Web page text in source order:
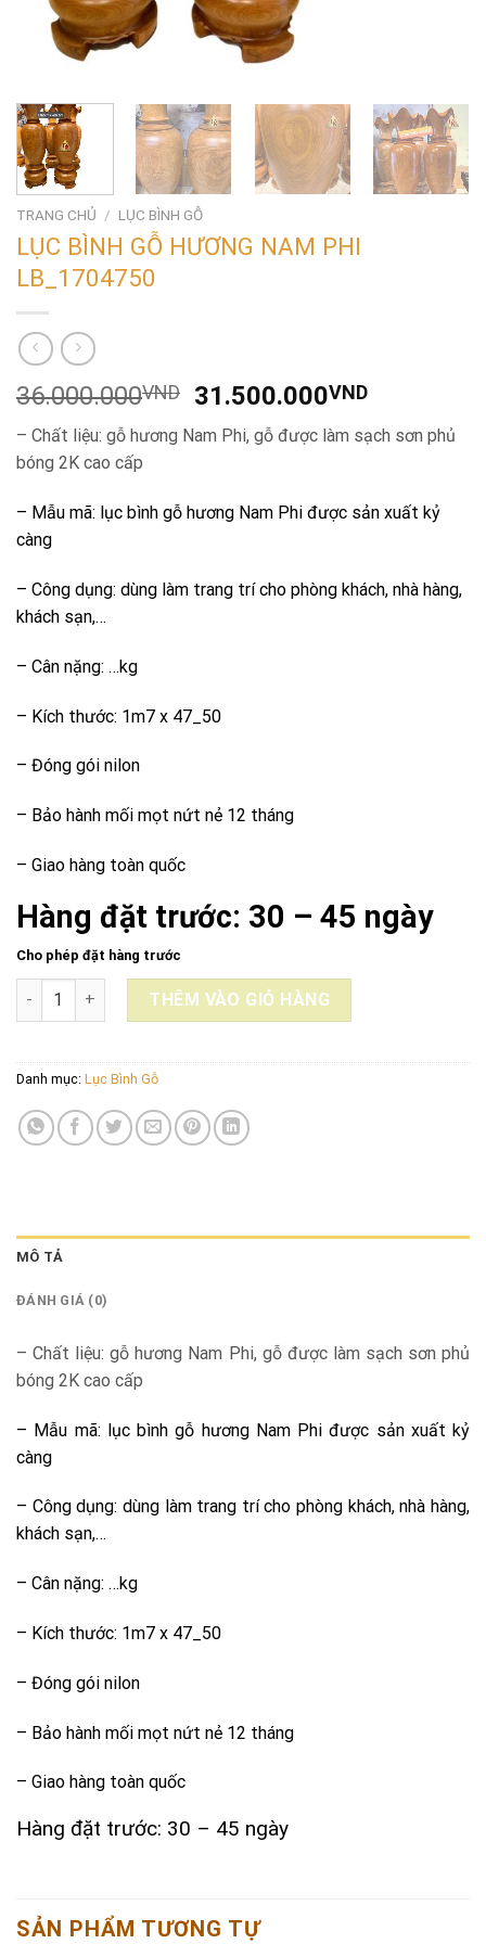
TRANG CHỦ / LỤC BÌNH GỖ
LỤC BÌNH GỖ HƯƠNG NAM PHI
LB_1704750
36.000.000VND
Giá
gốc
là:
31.500.000VNDGiá
hiện
tại
– Chất liệu: gỗ hương Nam Phi, gỗ được làm sạch sơn phủ
bóng 2K cao cấp
– Mẫu mã: lục bình gỗ hương Nam Phi được sản xuất kỷ
càng
– Công dụng: dùng làm trang trí cho phòng khách, nhà hàng,
khách sạn,…
– Cân nặng: …kg
– Kích thước: 1m7 x 47_50
– Đóng gói nilon
– Bảo hành mối mọt nứt nẻ 12 tháng
– Giao hàng toàn quốc
Hàng đặt trước: 30 – 45 ngày
Cho phép đặt hàng trước
LỤC BÌNH GỖ HƯƠNG NAM PHI LB_1704750 số lượng
THÊM VÀO GIỎ HÀNG
Danh mục: Lục Bình Gỗ
MÔ TẢ
ĐÁNH GIÁ (0)
– Chất liệu: gỗ hương Nam Phi, gỗ được làm sạch sơn phủ
bóng 2K cao cấp
– Mẫu mã: lục bình gỗ hương Nam Phi được sản xuất kỷ
càng
– Công dụng: dùng làm trang trí cho phòng khách, nhà hàng,
khách sạn,…
– Cân nặng: …kg
– Kích thước: 1m7 x 47_50
– Đóng gói nilon
– Bảo hành mối mọt nứt nẻ 12 tháng
– Giao hàng toàn quốc
Hàng đặt trước: 30 – 45 ngày
SẢN PHẨM TƯƠNG TỰ